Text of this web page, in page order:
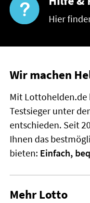
Hier
Wir machen
Mit Lottohelden.de
Testsieger unter
entschieden. Seit
Ihnen das
bieten: Einfach,
Mehr Lotto